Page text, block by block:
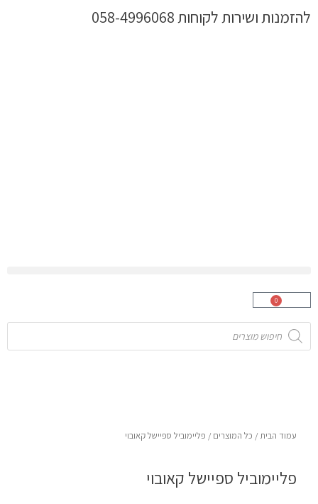
לתוכןלהזמנות ושירות לקוחות 058-4996068
0
עגלת
Products
search
עמוד הבית / כל המוצרים / פליימוביל ספיישל קאובוי
פליימוביל ספיישל קאובוי